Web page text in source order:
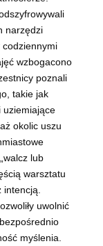
narzędzi
wzbogacono
poznali
takie jak
uziemiające
okolic uszu
lub
warsztatu
intencją.
uwolnić
myślenia.